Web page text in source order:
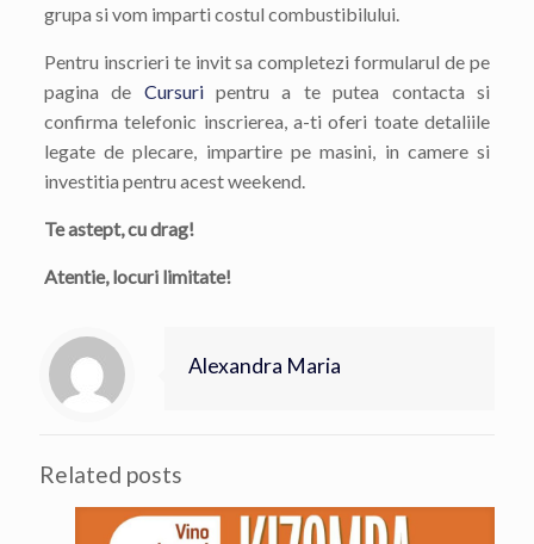
grupa si vom imparti costul combustibilului.
Pentru inscrieri te invit sa completezi formularul de pe
pagina de Cursuripentru a te putea contacta si
confirma telefonic inscrierea, a-ti oferi toate detaliile
legate de plecare, impartire pe masini, in camere si
investitia pentru acest weekend.
Te astept, cu drag!
Atentie, locuri limitate!
Alexandra Maria
Related posts